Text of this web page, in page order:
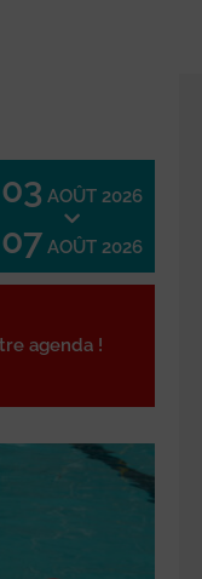
03 AOÛT 2026
07 AOÛT 2026
agenda !